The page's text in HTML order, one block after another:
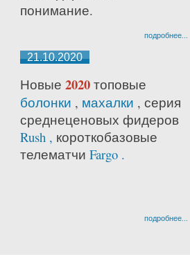
понимание.
подробнее...
21.10.2020
Новые 2020 топовые
болонки , махалки , серия
среднеценовых фидеров
Rush , короткобазовые
телематчи Fargo .
подробнее...